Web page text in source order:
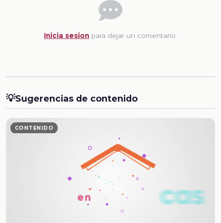
Inicia sesion para dejar un comentario.
💡Sugerencias de contenido
CONTENIDO